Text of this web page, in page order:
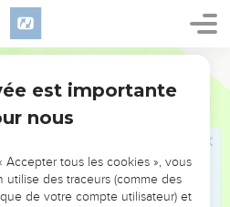
j'ai invoqué l'Éternel, et il m'a
j'ai crié, et tu as entendu ma
au coeur de la mer, et le courant
et tous tes flots ont passé
de devant tes yeux !
le temple de ta sainteté !
est importante
nous
Accepter tous les cookies », vous
des traceurs (comme des
de votre compte utilisateur) et